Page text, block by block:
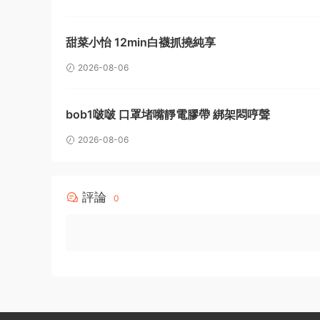
甜菜小怡 12min白襪抓撓純享
2026-08-06
bob1啵啵 口罩堵嘴靜電膠帶 綁架悶哼聲
2026-08-06
評論 0